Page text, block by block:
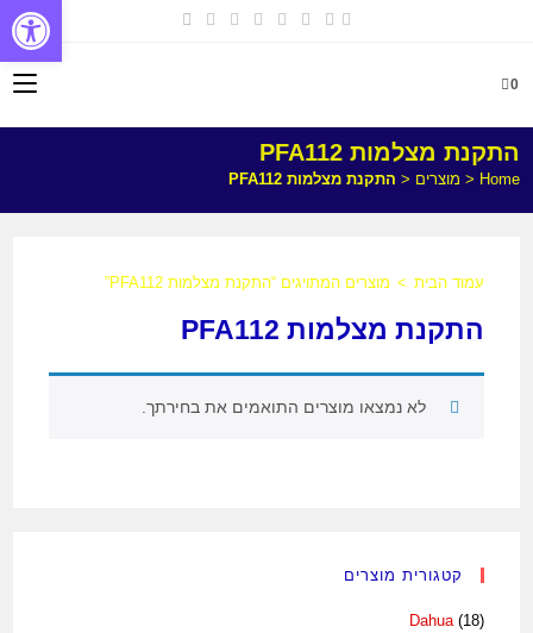
0
התקנת מצלמות PFA112
Home
< מוצרים < התקנת מצלמות PFA112
עמוד הבית > מוצרים המתויגים “התקנת מצלמות PFA112”
התקנת מצלמות PFA112
לא נמצאו מוצרים התואמים את בחירתך.
קטגורית מוצרים
Dahua (18)